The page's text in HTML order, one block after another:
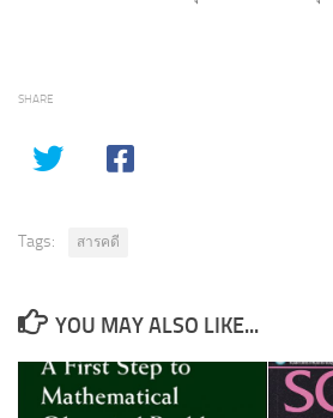
SHARE
Tags: สารคดี
YOU MAY ALSO LIKE...